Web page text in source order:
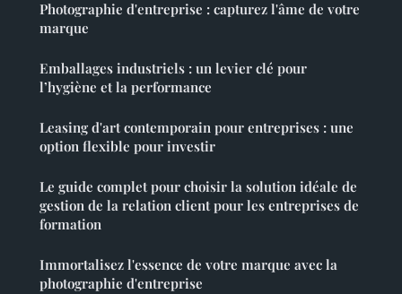
Photographie d'entreprise : capturez l'âme de votre
marque
Emballages industriels : un levier clé pour
l’hygiène et la performance
Leasing d'art contemporain pour entreprises : une
option flexible pour investir
Le guide complet pour choisir la solution idéale de
gestion de la relation client pour les entreprises de
formation
Immortalisez l'essence de votre marque avec la
photographie d'entreprise